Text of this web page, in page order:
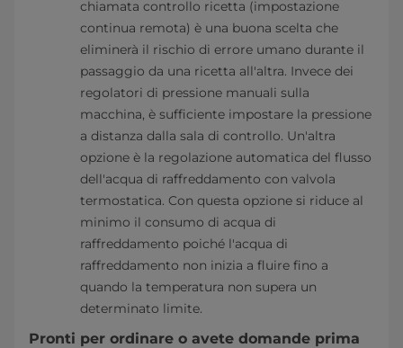
chiamata controllo ricetta (impostazione
continua remota) è una buona scelta che
eliminerà il rischio di errore umano durante il
passaggio da una ricetta all'altra. Invece dei
regolatori di pressione manuali sulla
macchina, è sufficiente impostare la pressione
a distanza dalla sala di controllo. Un'altra
opzione è la regolazione automatica del flusso
dell'acqua di raffreddamento con valvola
termostatica. Con questa opzione si riduce al
minimo il consumo di acqua di
raffreddamento poiché l'acqua di
raffreddamento non inizia a fluire fino a
quando la temperatura non supera un
determinato limite.
Pronti per ordinare o avete domande prima